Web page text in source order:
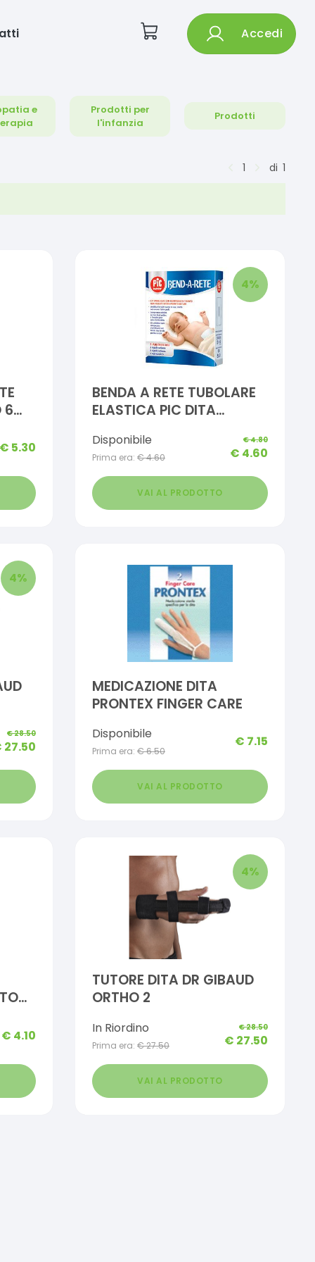
Accedi
e
Prodotti per
l'infanzia
Prodotti
1 di 1
6
€ 5.30
4%
BENDA A RETE TUBOLARE
ELASTICA PIC DITA
Disponibile
Prima era: €4.60
€4.80
€ 4.60
VAI AL PRODOTTO
4%
€28.50
27.50
MEDICAZIONE DITA
PRONTEX FINGER CARE
Disponibile
Prima era: €6.50
€ 7.15
VAI AL PRODOTTO
€ 4.10
4%
TUTORE DITA DR GIBAUD
ORTHO 2
In Riordino
Prima era: €27.50
€28.50
€ 27.50
VAI AL PRODOTTO